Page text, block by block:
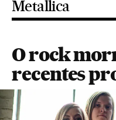
Metallica
O rock
recentes